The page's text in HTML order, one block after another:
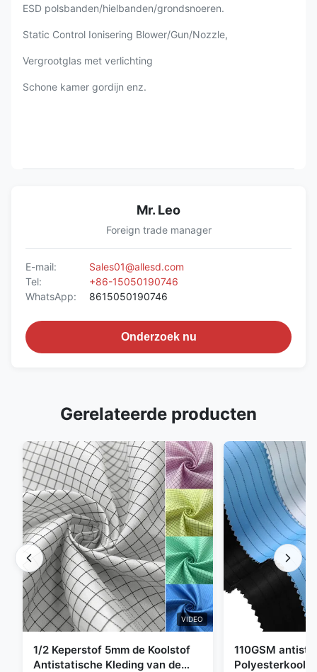
ESD polsbanden/hielbanden/grondsnoeren.
Static Control Ionisering Blower/Gun/Nozzle,
Vergrootglas met verlichting
Schone kamer gordijn enz.
Mr. Leo
Foreign trade manager
E-mail:
Sales01@allesd.com
Tel:
+86-15050190746
WhatsApp:
8615050190746
Onderzoek nu
Gerelateerde producten
VIDEO
1/2 Keperstof 5mm de Koolstof
Antistatische Kleding van de
110GSM